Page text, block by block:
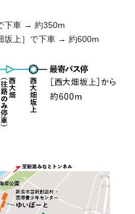
下車 → 約350m
上］で下車 → 約600m